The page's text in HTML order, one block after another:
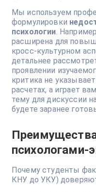
Мы используем
формулировки
психологии.
расширена для
кросс-культурном
детальнее
проявлении
критика не
расчетах, а играет
тему для дискуссии
будете заранее
психологами-
Почему студенты
КНУ до УКУ)